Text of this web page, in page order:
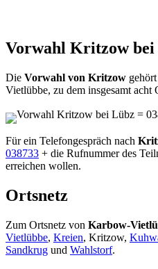
Vorwahl Kritzow bei
Die Vorwahl von Kritzow
Vietlübbe, zu dem insgesamt acht
Vorwahl Kritzow bei Lübz =
Für ein Telefongespräch nach
038733 + die Rufnummer des
erreichen wollen.
Ortsnetz
Zum Ortsnetz von Karbow-
Vietlübbe, Kreien, Kritzow,
Sandkrug und Wahlstorf.